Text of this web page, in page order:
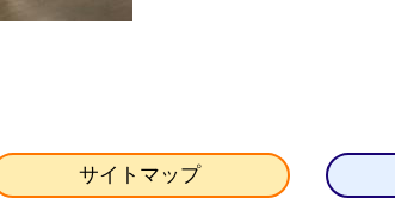
サイトマップ